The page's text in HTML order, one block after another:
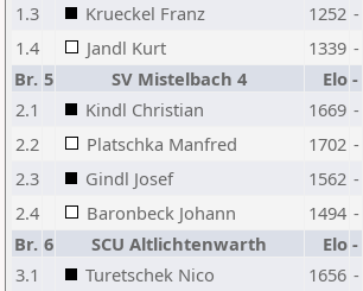
1.3
Krueckel Franz 1252 -
1.4
Jandl Kurt 1339 -
Br. 5 SV Mistelbach 4 Elo -
2.1
Kindl Christian 1669 -
2.2
Platschka Manfred 1702 -
2.3
Gindl Josef 1562 -
2.4
Baronbeck Johann 1494 -
Br. 6 SCU Altlichtenwarth Elo -
3.1
Turetschek Nico 1656 -